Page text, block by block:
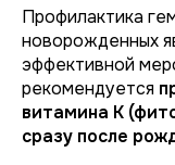
Профилактика
новорожденных
эффективной
рекомендуется
витамина К
сразу после